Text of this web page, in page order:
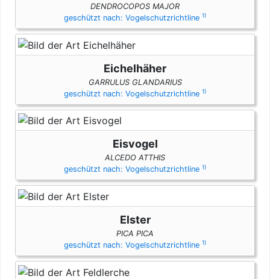
DENDROCOPOS MAJOR
geschützt nach: Vogelschutzrichtline 1)
Eichelhäher
GARRULUS GLANDARIUS
geschützt nach: Vogelschutzrichtline 1)
Eisvogel
ALCEDO ATTHIS
geschützt nach: Vogelschutzrichtline 1)
Elster
PICA PICA
geschützt nach: Vogelschutzrichtline 1)